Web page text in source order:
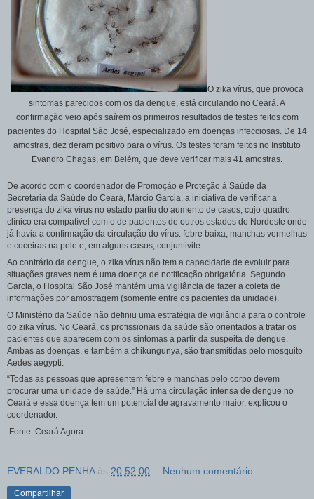
O zika vírus, que provoca
sintomas parecidos com os da dengue, está circulando no Ceará. A
confirmação veio após saírem os primeiros resultados de testes feitos com
pacientes do Hospital São José, especializado em doenças infecciosas. De 14
amostras, dez deram positivo para o vírus. Os testes foram feitos no Instituto
Evandro Chagas, em Belém, que deve verificar mais 41 amostras.
De acordo com o coordenador de Promoção e Proteção à Saúde da
Secretaria da Saúde do Ceará, Márcio Garcia, a iniciativa de verificar a
presença do zika vírus no estado partiu do aumento de casos, cujo quadro
clínico era compatível com o de pacientes de outros estados do Nordeste onde
já havia a confirmação da circulação do vírus: febre baixa, manchas vermelhas
e coceiras na pele e, em alguns casos, conjuntivite.
Ao contrário da dengue, o zika vírus não tem a capacidade de evoluir para
situações graves nem é uma doença de notificação obrigatória. Segundo
Garcia, o Hospital São José mantém uma vigilância de fazer a coleta de
informações por amostragem (somente entre os pacientes da unidade).
O Ministério da Saúde não definiu uma estratégia de vigilância para o controle
do zika vírus. No Ceará, os profissionais da saúde são orientados a tratar os
pacientes que aparecem com os sintomas a partir da suspeita de dengue.
Ambas as doenças, e também a chikungunya, são transmitidas pelo mosquito
Aedes aegypti.
“Todas as pessoas que apresentem febre e manchas pelo corpo devem
procurar uma unidade de saúde.” Há uma circulação intensa de dengue no
Ceará e essa doença tem um potencial de agravamento maior, explicou o
coordenador.
Fonte: Ceará Agora
EVERALDO PENHA às 20:52:00 Nenhum comentário:
Compartilhar